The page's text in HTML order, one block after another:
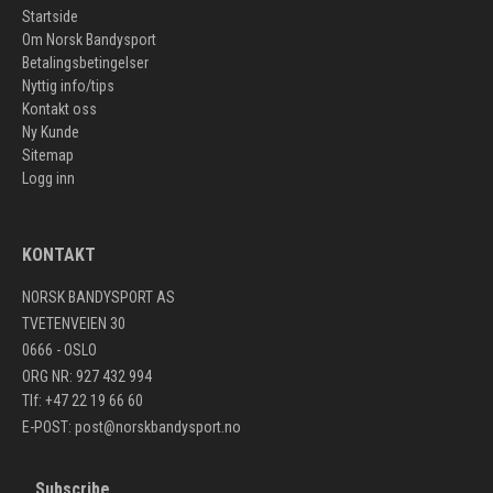
Startside
Om Norsk Bandysport
Betalingsbetingelser
Nyttig info/tips
Kontakt oss
Ny Kunde
Sitemap
Logg inn
KONTAKT
NORSK BANDYSPORT AS
TVETENVEIEN 30
0666 - OSLO
ORG NR: 927 432 994
Tlf: +47 22 19 66 60
E-POST: post@norskbandysport.no
Subscribe